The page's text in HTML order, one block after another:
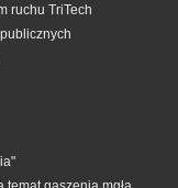
ruchu TriTech